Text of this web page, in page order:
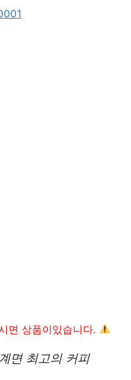
면 상품이있습니다.
면 최고의 커피